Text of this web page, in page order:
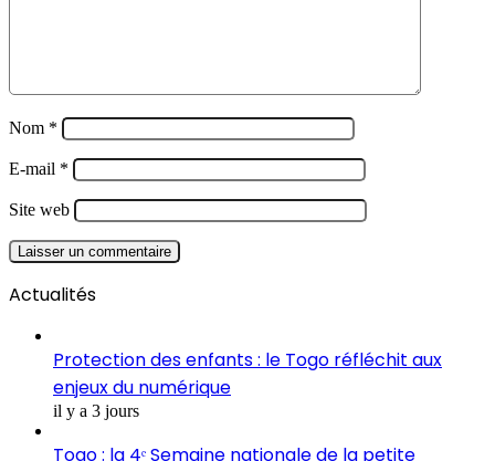
Nom *
E-mail *
Site web
Actualités
Protection des enfants : le Togo réfléchit aux
enjeux du numérique
il y a 3 jours
Togo : la 4ᵉ Semaine nationale de la petite